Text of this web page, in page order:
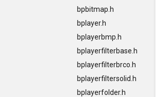
bpbitmap.h
bplayer.h
bplayerbmp.h
bplayerfilterbase.h
bplayerfilterbrco.h
bplayerfiltersolid.h
bplayerfolder.h